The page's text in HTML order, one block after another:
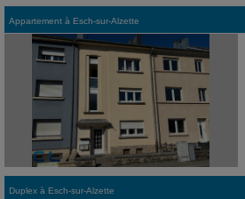
Appartement à Esch-sur-Alzette
Duplex à Esch-sur-Alzette